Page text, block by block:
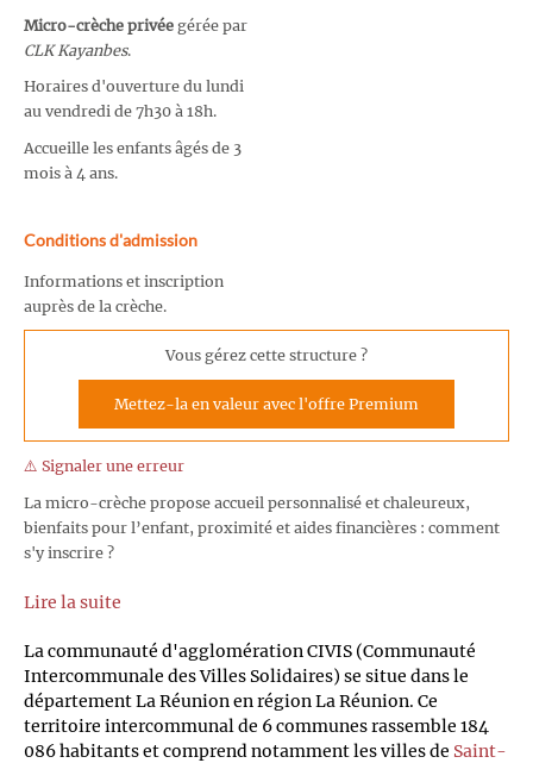
Micro-crèche privée gérée par
CLK Kayanbes.
Horaires d'ouverture du lundi
au vendredi de 7h30 à 18h.
Accueille les enfants âgés de 3
mois à 4 ans.
Conditions d'admission
Informations et inscription
auprès de la crèche.
Vous gérez cette structure ?
Mettez-la en valeur avec l'offre Premium
⚠️ Signaler une erreur
La micro-crèche propose accueil personnalisé et chaleureux,
bienfaits pour l’enfant, proximité et aides financières : comment
s'y inscrire ?
Lire la suite
La communauté d'agglomération CIVIS (Communauté
Intercommunale des Villes Solidaires) se situe dans le
département La Réunion en région La Réunion. Ce
territoire intercommunal de 6 communes rassemble 184
086 habitants et comprend notamment les villes de Saint-